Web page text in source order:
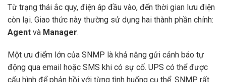
Từ trạng thái ắc quy, điện áp đầu vào, đến thời gian lưu điện
còn lại. Giao thức này thường sử dụng hai thành phần chính:
Agent và Manager.
Một ưu điểm lớn của SNMP là khả năng gửi cảnh báo tự
động qua email hoặc SMS khi có sự cố. UPS có thể được
cấu hình để phản hồi với từng tình huống cụ thể. SNMP rất